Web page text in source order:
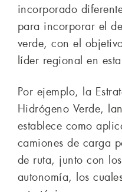
incorporado
para incorporar el
verde, con el
líder regional en
Por ejemplo, la
Hidrógeno Verde,
establece como
camiones de carga
de ruta, junto con
autonomía, los